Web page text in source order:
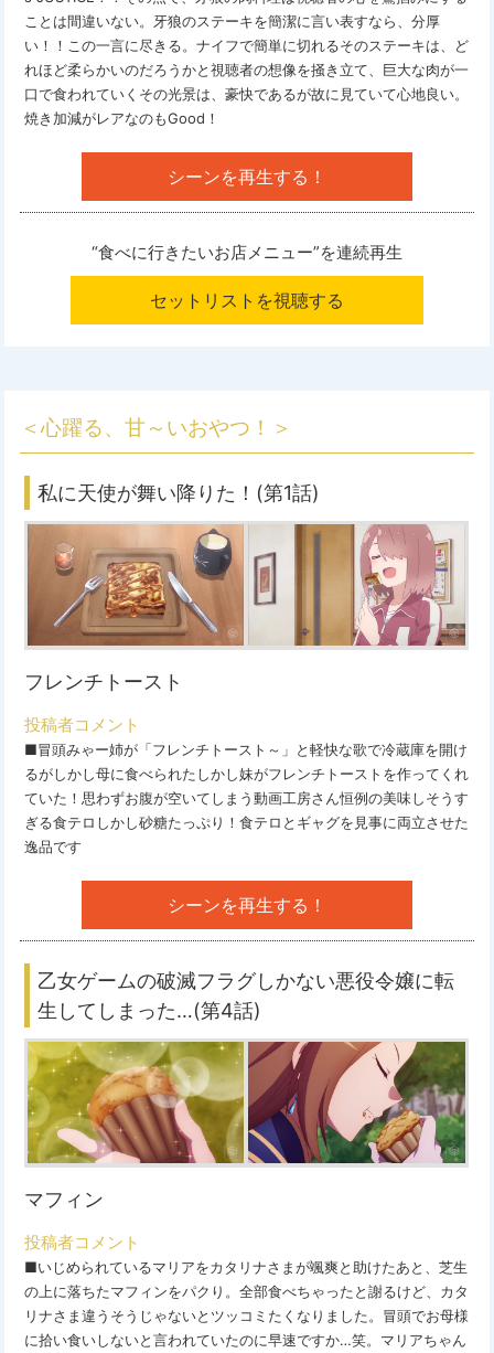
ことは間違いない。牙狼のステーキを簡潔に言い表すなら、分厚
い！！この一言に尽きる。ナイフで簡単に切れるそのステーキは、ど
れほど柔らかいのだろうかと視聴者の想像を掻き立て、巨大な肉が一
口で食われていくその光景は、豪快であるが故に見ていて心地良い。
焼き加減がレアなのもGood！
シーンを再生する！
“食べに行きたいお店メニュー”を連続再生
セットリストを視聴する
＜心躍る、甘～いおやつ！＞
私に天使が舞い降りた！(第1話)
フレンチトースト
投稿者コメント
■冒頭みゃー姉が「フレンチトースト～」と軽快な歌で冷蔵庫を開け
るがしかし母に食べられたしかし妹がフレンチトーストを作ってくれ
ていた！思わずお腹が空いてしまう動画工房さん恒例の美味しそうす
ぎる食テロしかし砂糖たっぷり！食テロとギャグを見事に両立させた
逸品です
シーンを再生する！
乙女ゲームの破滅フラグしかない悪役令嬢に転
生してしまった…(第4話)
マフィン
投稿者コメント
■いじめられているマリアをカタリナさまが颯爽と助けたあと、芝生
の上に落ちたマフィンをパクり。全部食べちゃったと謝るけど、カタ
リナさま違うそうじゃないとツッコミたくなりました。冒頭でお母様
に拾い食いしないと言われていたのに早速ですか…笑。マリアちゃん